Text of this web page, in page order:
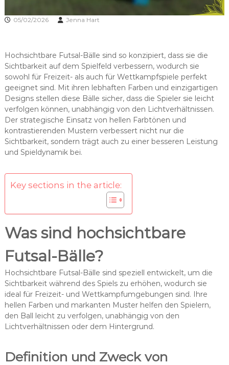
05/02/2026 Jenna Hart
Hochsichtbare Futsal-Bälle sind so konzipiert, dass sie die
Sichtbarkeit auf dem Spielfeld verbessern, wodurch sie
sowohl für Freizeit- als auch für Wettkampfspiele perfekt
geeignet sind. Mit ihren lebhaften Farben und einzigartigen
Designs stellen diese Bälle sicher, dass die Spieler sie leicht
verfolgen können, unabhängig von den Lichtverhältnissen.
Der strategische Einsatz von hellen Farbtönen und
kontrastierenden Mustern verbessert nicht nur die
Sichtbarkeit, sondern trägt auch zu einer besseren Leistung
und Spieldynamik bei.
Key sections in the article:
Was sind hochsichtbare
Futsal-Bälle?
Hochsichtbare Futsal-Bälle sind speziell entwickelt, um die
Sichtbarkeit während des Spiels zu erhöhen, wodurch sie
ideal für Freizeit- und Wettkampfumgebungen sind. Ihre
hellen Farben und markanten Muster helfen den Spielern,
den Ball leicht zu verfolgen, unabhängig von den
Lichtverhältnissen oder dem Hintergrund.
Definition und Zweck von